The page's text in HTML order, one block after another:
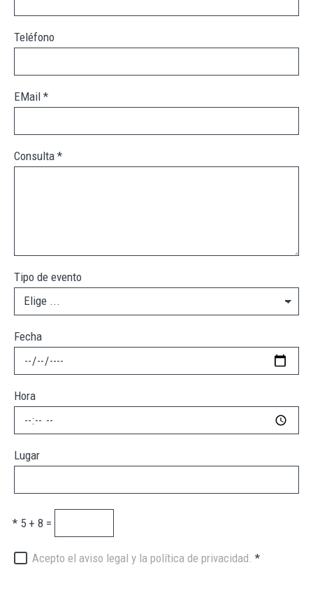
Teléfono
EMail *
Consulta *
Tipo de evento
Fecha
Hora
Lugar
*5 + 8 =
Acepto el aviso legal y la política de privacidad. *